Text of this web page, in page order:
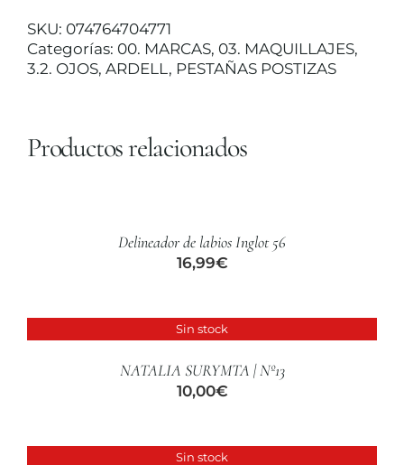
CUERPO Y BAÑO
HOMBRE
SKU: 074764704771
Categorías: 00. MARCAS, 03. MAQUILLAJES,
3.2. OJOS, ARDELL, PESTAÑAS POSTIZAS
Productos relacionados
AÑADIR
Delineador de labios Inglot 56
16,99€
Sin stock
NATALIA SURYMTA | Nº13
10,00€
Sin stock